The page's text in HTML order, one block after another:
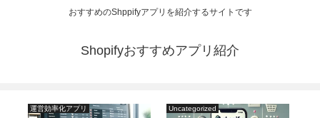
おすすめのShppifyアプリを紹介するサイトです
Shopifyおすすめアプリ紹介
運営効率化アプリ Uncategorized